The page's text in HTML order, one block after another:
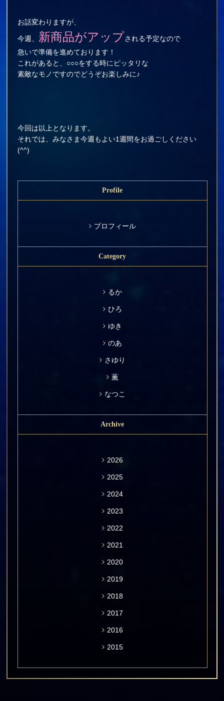
お話変わりますが、
今週、 新商品がアップされる予定なので
急いで準備を進めております！
これがあると、○○○をする時にピッタリな
素敵なモノですのでどうぞお楽しみに♪
今回は以上となります。
それでは、みなさま今週もよい1週間をお過ごしください
(^^)
Profile
プロフィール
Category
るか
ひろ
ゆき
のあ
さゆり
薫
なつこ
Archive
2026
2025
2024
2023
2022
2021
2020
2019
2018
2017
2016
2015